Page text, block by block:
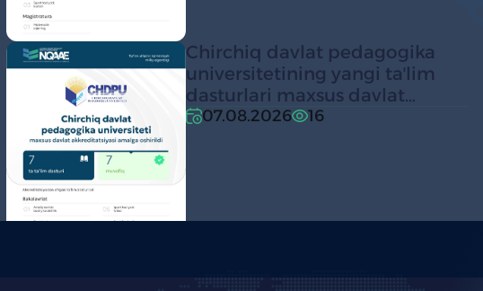
Chirchiq davlat pedagogika
universitetining yangi taʼlim
dasturlari maxsus davlat
akkreditatsiyasidan
07.08.2026 16
Shahrisabz davlat pedagogika